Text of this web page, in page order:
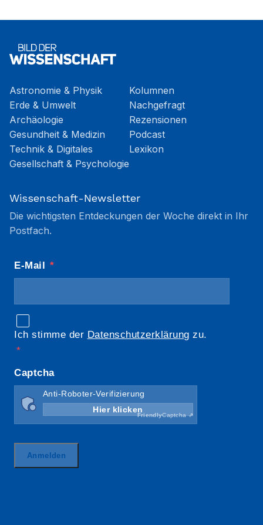
Astronomie & Physik
Erde & Umwelt
Archäologie
Gesundheit & Medizin
Technik & Digitales
Gesellschaft & Psychologie
Kolumnen
Nachgefragt
Rezensionen
Podcast
Lexikon
Wissenschaft-Newsletter
Die wichtigsten Entdeckungen der Woche direkt in Ihr
Postfach.